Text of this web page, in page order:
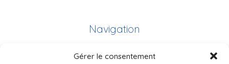
Gérer le consentement
Navigation
Plan du site